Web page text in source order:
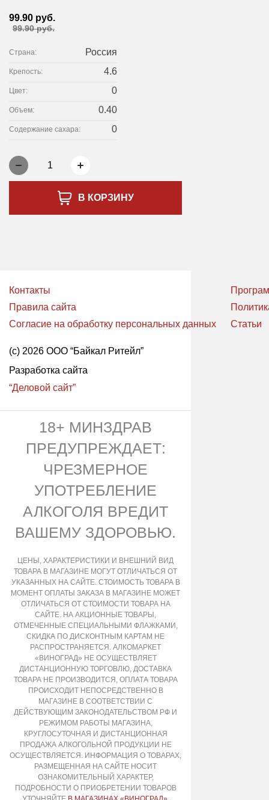
99.90 руб.
99.90 руб.
Страна: Россия
Крепость: 4.6
Цвет: 0
Объем: 0.40
Содержание сахара: 0
1
В КОРЗИНУ
Контакты
Правила сайта
Согласие на обработку персональных данных
Статьи
(с) 2026 ООО “Байкал Ритейл”
Разработка сайта
“Деловой сайт”
18+ МИНЗДРАВ
ПРЕДУПРЕЖДАЕТ:
ЧРЕЗМЕРНОЕ
УПОТРЕБЛЕНИЕ
АЛКОГОЛЯ ВРЕДИТ
ВАШЕМУ ЗДОРОВЬЮ.
ЦЕНЫ, ХАРАКТЕРИСТИКИ И ВНЕШНИЙ ВИД
ТОВАРА В МАГАЗИНЕ МОГУТ ОТЛИЧАТЬСЯ ОТ
УКАЗАННЫХ НА САЙТЕ. СТОИМОСТЬ ТОВАРА В
МОМЕНТ ОПЛАТЫ ЗАКАЗА В МАГАЗИНЕ МОЖЕТ
ОТЛИЧАТЬСЯ ОТ СТОИМОСТИ ТОВАРА НА
САЙТЕ. НА АКЦИОННЫЕ ТОВАРЫ,
ОТМЕЧЕННЫЕ СПЕЦИАЛЬНЫМИ ФЛАЖКАМИ,
СКИДКА ПО ДИСКОНТНЫМ КАРТАМ НЕ
РАСПРОСТРАНЯЕТСЯ. АЛКОМАРКЕТ
«ВИНОГРАД» НЕ ОСУЩЕСТВЛЯЕТ
ДИСТАНЦИОННУЮ ТОРГОВЛЮ, ДОСТАВКА
ТОВАРА НЕ ПРОИЗВОДИТСЯ, ОПЛАТА ТОВАРА
ПРОИСХОДИТ НЕПОСРЕДСТВЕННО В
МАГАЗИНЕ В СООТВЕТСТВИИ С
ДЕЙСТВУЮЩИМ ЗАКОНОДАТЕЛЬСТВОМ РФ И
РЕЖИМОМ РАБОТЫ МАГАЗИНА,
КРУГЛОСУТОЧНАЯ И ДИСТАНЦИОННАЯ
ПРОДАЖА АЛКОГОЛЬНОЙ ПРОДУКЦИИ НЕ
ОСУЩЕСТВЛЯЕТСЯ. ИНФОРМАЦИЯ О ТОВАРАХ,
РАЗМЕЩЕННАЯ НА САЙТЕ НОСИТ
ОЗНАКОМИТЕЛЬНЫЙ ХАРАКТЕР,
ПОДРОБНОСТИ О ПРИОБРЕТЕНИИ ТОВАРОВ